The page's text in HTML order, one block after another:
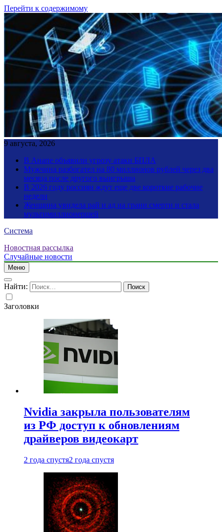
Перейти к содержимому
9 августа, 2026
В Анапе объявили угрозу атаки БПЛА
Мужчина разбогател на 80 миллионов рублей через два
месяца после другого выигрыша
В 2026 году россиян ждут еще две короткие рабочие
недели
Женщина увидела рай и ад на грани смерти и стала
мультимиллионершей
Система
Новостная рассылка
Случайные новости
Меню
Найти:
Заголовки
Nvidia закрыла пользователям
из РФ доступ к обновлениям
драйверов видеокарт
2 года спустя2 года спустя